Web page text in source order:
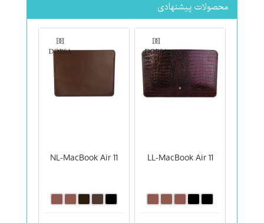
محصولات پیشنهادی
LL-MacBook Air 11
NL-MacBook Air 11